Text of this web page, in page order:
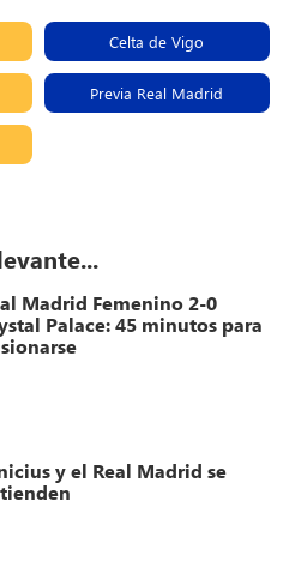
Celta de Vigo
Previa Real Madrid
Madrid Femenino 2-0
Palace: 45 minutos para
y el Real Madrid se